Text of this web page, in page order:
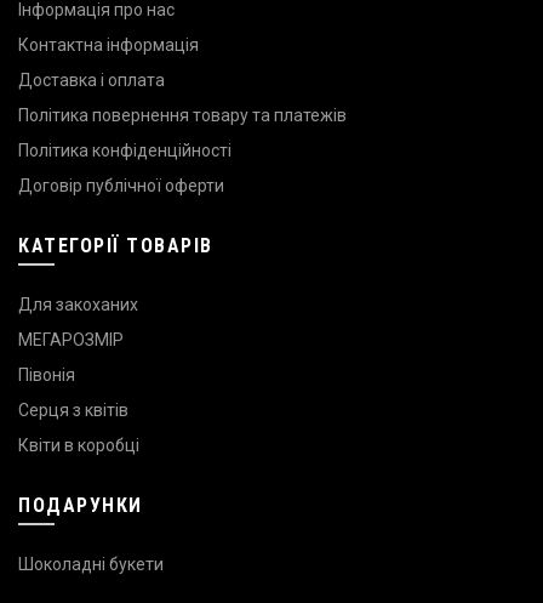
Інформація про нас
Контактна інформація
Доставка і оплата
Політика повернення товару та платежів
Політика конфіденційності
Договір публічної оферти
КАТЕГОРІЇ ТОВАРІВ
Для закоханих
МЕГАРОЗМІР
Півонія
Серця з квітів
Квіти в коробці
ПОДАРУНКИ
Шоколадні букети